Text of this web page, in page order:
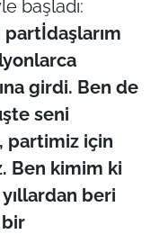
başladı:
girdi. Ben de
seni
partimiz için
Ben kimim ki
beri